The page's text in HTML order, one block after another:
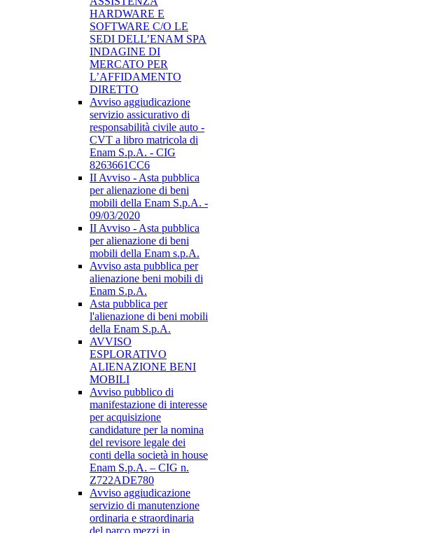
HARDWARE E
SOFTWARE C/O LE
SEDI DELL’ENAM SPA
INDAGINE DI
MERCATO PER
L’AFFIDAMENTO
DIRETTO
Avviso aggiudicazione
servizio assicurativo di
responsabilità civile auto -
CVT a libro matricola di
Enam S.p.A. - CIG
8263661CC6
II Avviso - Asta pubblica
per alienazione di beni
mobili della Enam S.p.A. -
09/03/2020
II Avviso - Asta pubblica
per alienazione di beni
mobili della Enam s.p.A.
Avviso asta pubblica per
alienazione beni mobili di
Enam S.p.A.
Asta pubblica per
l'alienazione di beni mobili
della Enam S.p.A.
AVVISO
ESPLORATIVO
ALIENAZIONE BENI
MOBILI
Avviso pubblico di
manifestazione di interesse
per acquisizione
candidature per la nomina
del revisore legale dei
conti della società in house
Enam S.p.A. – CIG n.
Z722ADE780
Avviso aggiudicazione
servizio di manutenzione
ordinaria e straordinaria
del parco mezzi in